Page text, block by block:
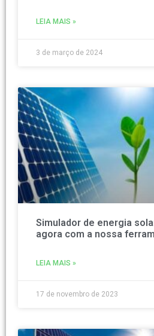
LEIA MAIS »
3 de março de 2024
Simulador de energia
agora com a nossa
LEIA MAIS »
17 de novembro de 2023